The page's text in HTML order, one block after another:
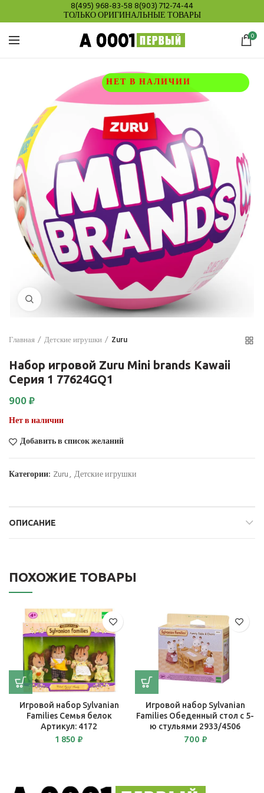
8(495) 968-83-58 8(903) 712-74-44
ТОЛЬКО ОРИГИНАЛЬНЫЕ ТОВАРЫ
0
НЕТ В НАЛИЧИИ
Нажмите для увеличения
Главная Детские игрушки Zuru
Набор игровой Zuru Mini brands Kawaii
Серия 1 77624GQ1
900₽
Нет в наличии
Добавить в список желаний
Категории: Zuru, Детские игрушки
ОПИСАНИЕ
ПОХОЖИЕ ТОВАРЫ
Игровой набор Sylvanian
Families Семья белок
Артикул: 4172
1 850 ₽
Игровой набор Sylvanian
Families Обеденный стол с 5-
ю стульями 2933/4506
700 ₽